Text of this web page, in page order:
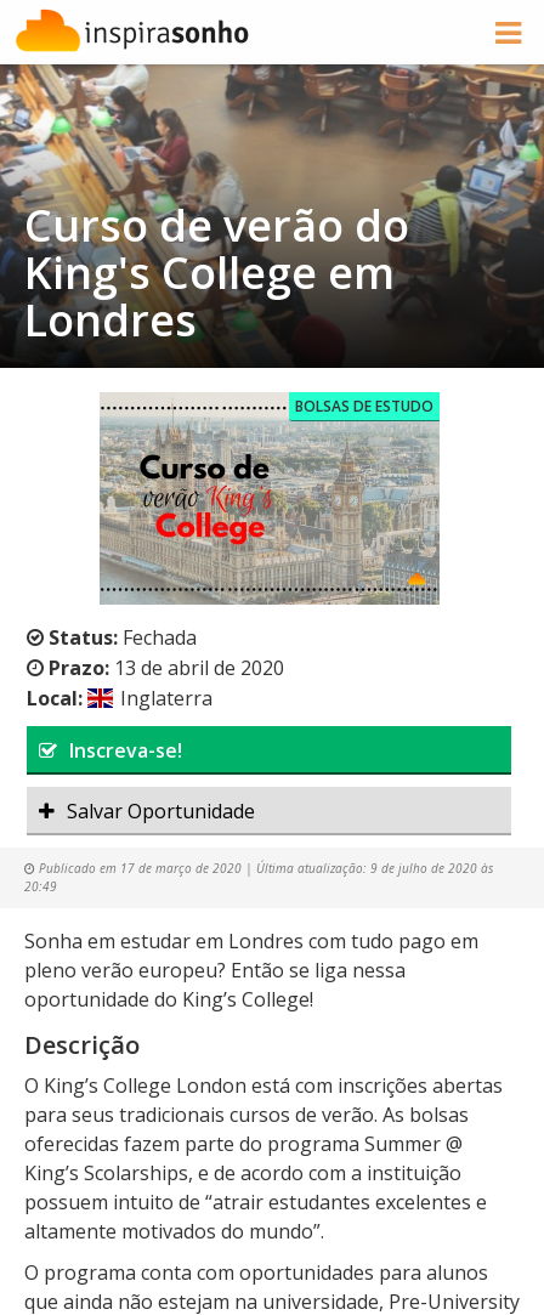
Curso de verão do
King's College em
Londres
BOLSAS DE ESTUDO
Status: Fechada
Prazo: 13 de abril de 2020
Local:
Inglaterra
Inscreva-se!
Salvar Oportunidade
Publicado em 17 de março de 2020 | Última atualização: 9 de julho de 2020 às
20:49
Sonha em estudar em Londres com tudo pago em
pleno verão europeu? Então se liga nessa
oportunidade do King’s College!
Descrição
O King’s College London está com inscrições abertas
para seus tradicionais cursos de verão. As bolsas
oferecidas fazem parte do programa Summer @
King’s Scolarships, e de acordo com a instituição
possuem intuito de “atrair estudantes excelentes e
altamente motivados do mundo”.
O programa conta com oportunidades para alunos
que ainda não estejam na universidade, Pre-University